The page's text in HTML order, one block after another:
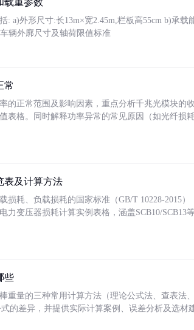
载重参数
: a)外形尺寸:长13m×宽2.45m,栏板高55cm b)承载
辆外廓尺寸及轴荷限值标准
常
的正常范围及影响因素，重点分析千兆光模块的
表格。同时解释功率异常的常见原因（如光纤损
表及计算方法
损耗、负载损耗的国家标准（GB/T 10228-2015
力变压器损耗计算实例表格，涵盖SCB10/SCB13
些
重量的三种常用计算方法（理论公式法、查表法
式的差异，并提供实际计算案例、误差分析及选材